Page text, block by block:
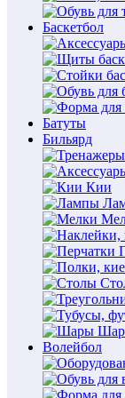
Баскетбол
Батуты
Бильярд
Кии
Волейбол